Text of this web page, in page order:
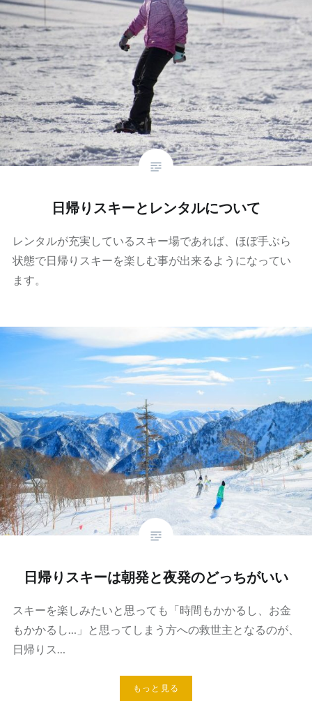
日帰りスキーとレンタルについて
レンタルが充実しているスキー場であれば、ほぼ手ぶら
状態で日帰りスキーを楽しむ事が出来るようになってい
ます。
日帰りスキーは朝発と夜発のどっちがいい
スキーを楽しみたいと思っても「時間もかかるし、お金
もかかるし…」と思ってしまう方への救世主となるのが、
日帰りス…
もっと見る